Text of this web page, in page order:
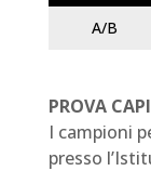
A/B
PROVA
I campioni
presso